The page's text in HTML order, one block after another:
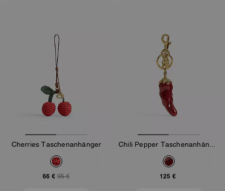
Cherries Taschenanhänger
66 € 95 € 125 €